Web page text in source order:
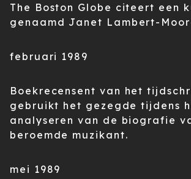
The Boston Globe citeert een
genaamd Janet Lambert-
februari 1989
Boekrecensent van het
gebruikt het gezegde tijdens
analyseren van de biografie
beroemde muzikant.
mei 1989